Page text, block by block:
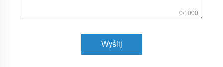
0/1000
Wyślij